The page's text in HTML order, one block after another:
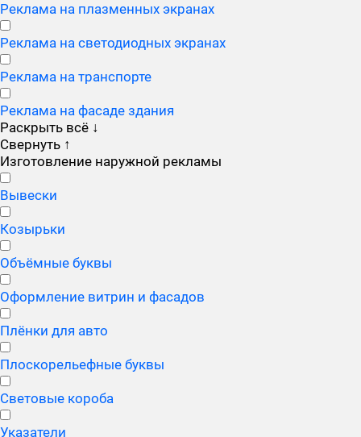
Реклама на плазменных экранах
Реклама на светодиодных экранах
Реклама на транспорте
Реклама на фасаде здания
Раскрыть всё ↓
Свернуть ↑
Изготовление наружной рекламы
Вывески
Козырьки
Объёмные буквы
Оформление витрин и фасадов
Плёнки для авто
Плоскорельефные буквы
Световые короба
Указатели